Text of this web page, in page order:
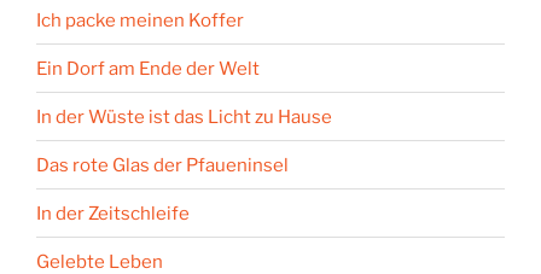
Ich packe meinen Koffer
Ein Dorf am Ende der Welt
In der Wüste ist das Licht zu Hause
Das rote Glas der Pfaueninsel
In der Zeitschleife
Gelebte Leben